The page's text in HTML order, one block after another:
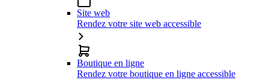
Site web
Rendez votre site web accessible
Boutique en ligne
Rendez votre boutique en ligne accessible